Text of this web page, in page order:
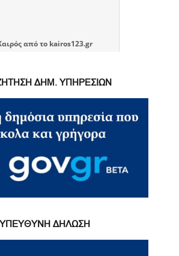
από το kairos123.gr
ΔΗΜ. ΥΠΗΡΕΣΙΩΝ
ΥΠΕΥΘΥΝΗ ΔΗΛΩΣΗ